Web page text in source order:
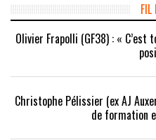
FIL
Olivier Frapolli (GF38) : «
Christophe Pélissier (ex AJ
de formation